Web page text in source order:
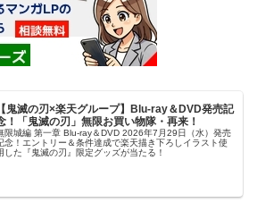
【鬼滅の刃×楽天グループ】Blu-ray＆DVD発売記
！「鬼滅の刃」無限お買い物隊・再来！
限城編 第一章 Blu-ray＆DVD 2026年7月29日（水）発売
念！エントリー＆条件達成で楽天描き下ろしイラスト使
した『鬼滅の刃』限定グッズが当たる！